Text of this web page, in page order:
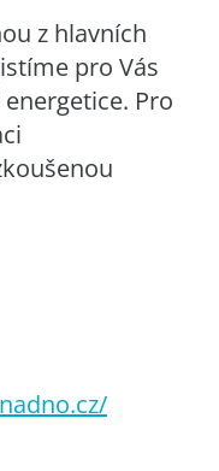
z hlavních
pro Vás
Pro